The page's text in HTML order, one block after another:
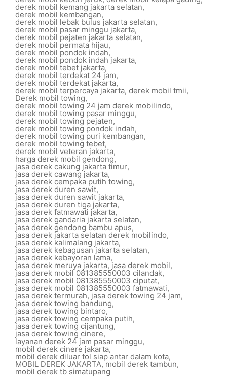
derek mobil kemang jakarta selatan,
derek mobil kembangan,
derek mobil lebak bulus jakarta selatan,
derek mobil pasar minggu jakarta,
derek mobil pejaten jakarta selatan,
derek mobil permata hijau,
derek mobil pondok indah,
derek mobil pondok indah jakarta,
derek mobil tebet jakarta,
derek mobil terdekat 24 jam,
derek mobil terdekat jakarta,
derek mobil terpercaya jakarta, derek mobil tmii,
Derek mobil towing,
derek mobil towing 24 jam derek mobilindo,
derek mobil towing pasar minggu,
derek mobil towing pejaten,
derek mobil towing pondok indah,
derek mobil towing puri kembangan,
derek mobil towing tebet,
derek mobil veteran jakarta,
harga derek mobil gendong,
jasa derek cakung jakarta timur,
jasa derek cawang jakarta,
jasa derek cempaka putih towing,
jasa derek duren sawit,
jasa derek duren sawit jakarta,
jasa derek duren tiga jakarta,
jasa derek fatmawati jakarta,
jasa derek gandaria jakarta selatan,
jasa derek gendong bambu apus,
jasa derek jakarta selatan derek mobilindo,
jasa derek kalimalang jakarta,
jasa derek kebagusan jakarta selatan,
jasa derek kebayoran lama,
jasa derek meruya jakarta,jasa derek mobil,
jasa derek mobil 081385550003 cilandak,
jasa derek mobil 081385550003 ciputat,
jasa derek mobil 081385550003 fatmawati,
jasa derek termurah, jasa derek towing 24 jam,
jasa derek towing bandung,
jasa derek towing bintaro,
jasa derek towing cempaka putih,
jasa derek towing cijantung,
jasa derek towing cinere,
layanan derek 24 jam pasar minggu,
mobil derek cinere jakarta,
mobil derek diluar tol siap antar dalam kota,
MOBIL DEREK JAKARTA,mobil derek tambun,
mobil derek tb simatupang